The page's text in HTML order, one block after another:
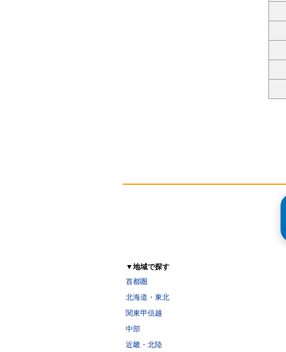
▼地域で探す
首都圏
北海道・東北
関東甲信越
中部
近畿・北陸